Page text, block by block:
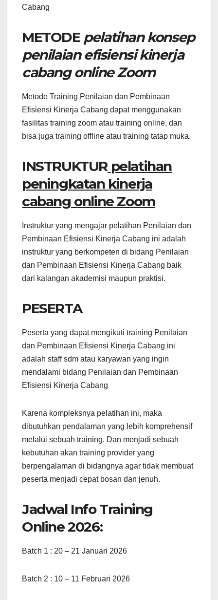
Cabang
METODE pelatihan konsep
penilaian efisiensi kinerja
cabang online Zoom
Metode Training Penilaian dan Pembinaan
Efisiensi Kinerja Cabang dapat menggunakan
fasilitas training zoom atau training online, dan
bisa juga training offline atau training tatap muka.
INSTRUKTUR pelatihan
peningkatan kinerja
cabang online Zoom
Instruktur yang mengajar pelatihan Penilaian dan
Pembinaan Efisiensi Kinerja Cabang ini adalah
instruktur yang berkompeten di bidang Penilaian
dan Pembinaan Efisiensi Kinerja Cabang baik
dari kalangan akademisi maupun praktisi.
PESERTA
Peserta yang dapat mengikuti training Penilaian
dan Pembinaan Efisiensi Kinerja Cabang ini
adalah staff sdm atau karyawan yang ingin
mendalami bidang Penilaian dan Pembinaan
Efisiensi Kinerja Cabang
Karena kompleksnya pelatihan ini, maka
dibutuhkan pendalaman yang lebih komprehensif
melalui sebuah training. Dan menjadi sebuah
kebutuhan akan training provider yang
berpengalaman di bidangnya agar tidak membuat
peserta menjadi cepat bosan dan jenuh.
Jadwal Info Training
Online 2026:
Batch 1 : 20 – 21 Januari 2026
Batch 2 : 10 – 11 Februari 2026